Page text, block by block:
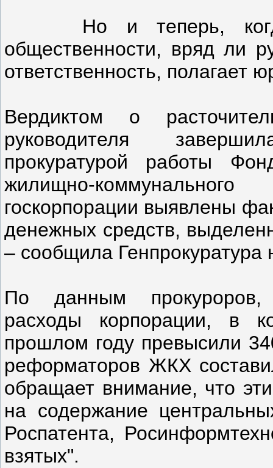
Но и теперь, когда
общественности, вряд ли
ответственность, полагает
Вердиктом о
руководителя
прокуратурой работы
жилищно-
госкорпорации выявлены
денежных средств,
– сообщила Генпрокуратура
По данным прокуроров,
расходы корпорации, в
прошлом году превысили
реформаторов ЖКХ
обращает внимание, что
на содержание
Роспатента,
взятых".